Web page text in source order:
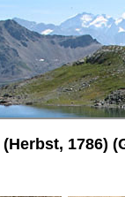
(Herbst, 1786)